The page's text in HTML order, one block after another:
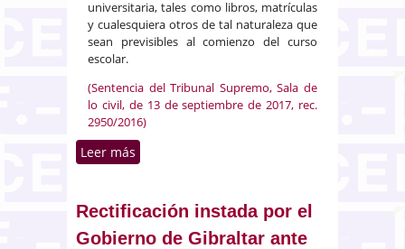
universitaria, tales como libros, matrículas
y cualesquiera otros de tal naturaleza que
sean previsibles al comienzo del curso
escolar.
(Sentencia del Tribunal Supremo, Sala de
lo civil, de 13 de septiembre de 2017, rec.
2950/2016)
Leer más
Rectificación instada por el
Gobierno de Gibraltar ante